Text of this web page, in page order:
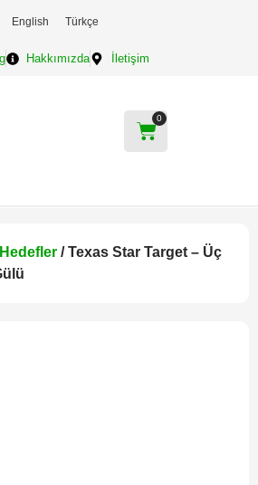
English Türkçe
Hakkımızda İletişim
0
/ Texas Star Target – Üç